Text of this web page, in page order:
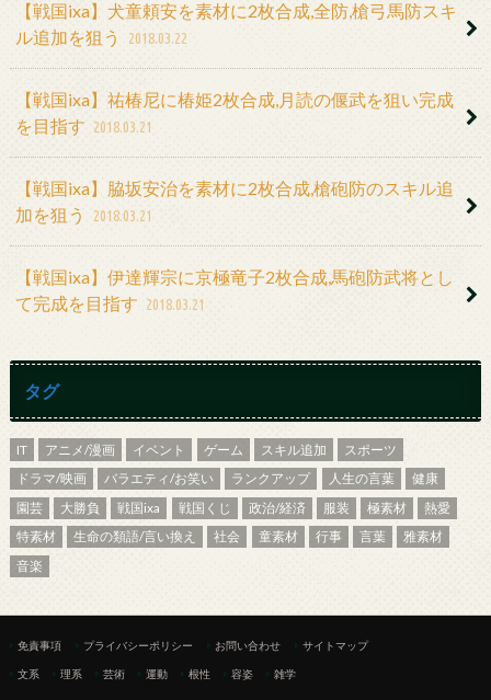
【戦国ixa】犬童頼安を素材に2枚合成,全防,槍弓馬防スキ
ル追加を狙う
2018.03.22
【戦国ixa】祐椿尼に椿姫2枚合成,月読の偃武を狙い完成
を目指す 2018.03.21
【戦国ixa】脇坂安治を素材に2枚合成,槍砲防のスキル追
加を狙う
2018.03.21
【戦国ixa】伊達輝宗に京極竜子2枚合成,馬砲防武将とし
て完成を目指す 2018.03.21
タグ
IT アニメ/漫画 イベント ゲーム スキル追加
スポーツ
ドラマ/映画
バラエティ/お笑い ランクアップ 人生の言葉
健康
園芸
大勝負 戦国ixa 戦国くじ 政治/経済 服装 極素材
熱愛
特素材
生命の類語/言い換え 社会 童素材 行事 言葉
雅素材
音楽
免責事項 プライバシーポリシー お問い合わせ サイトマップ
文系 理系 芸術 運動 根性 容姿 雑学